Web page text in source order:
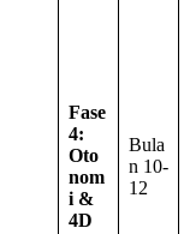
Fase
4:
Oto
nom
i &
4D
Bula
n 10-
12